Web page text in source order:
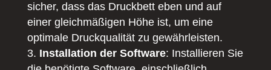
sicher, dass das Druckbett eben und auf
einer gleichmäßigen Höhe ist, um eine
optimale Druckqualität zu gewährleisten.
Installation der Software: Installieren Sie